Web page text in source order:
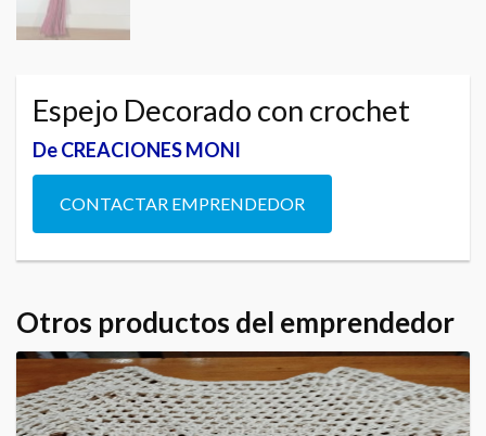
Espejo Decorado con crochet
De CREACIONES MONI
CONTACTAR EMPRENDEDOR
Otros productos del emprendedor